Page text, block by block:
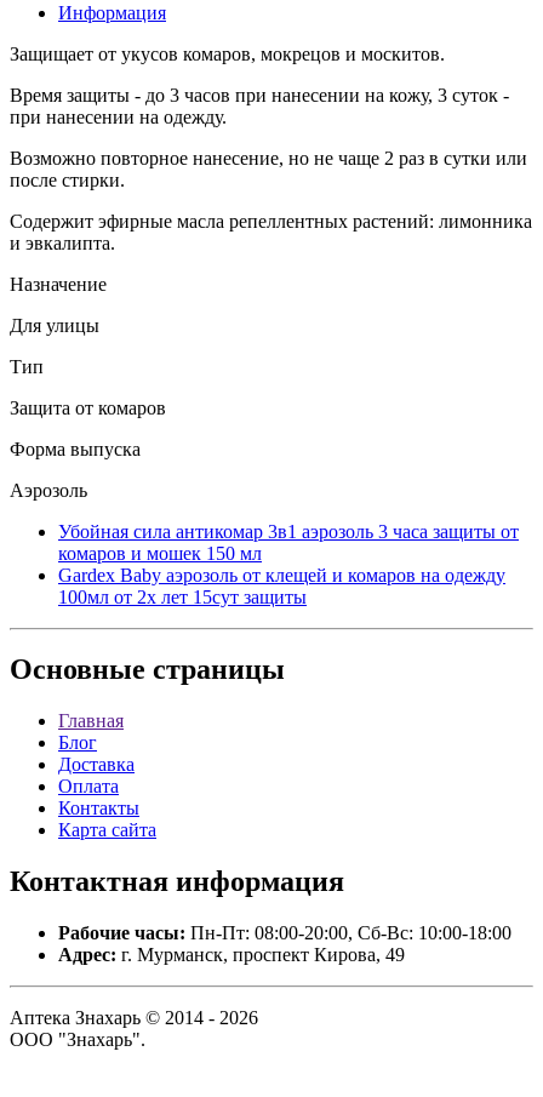
Информация
Защищает от укусов комаров, мокрецов и москитов.
Время защиты - до 3 часов при нанесении на кожу, 3 суток -
при нанесении на одежду.
Возможно повторное нанесение, но не чаще 2 раз в сутки или
после стирки.
Содержит эфирные масла репеллентных растений: лимонника
и эвкалипта.
Назначение
Для улицы
Тип
Защита от комаров
Форма выпуска
Аэрозоль
Убойная сила антикомар 3в1 аэрозоль 3 часа защиты от
комаров и мошек 150 мл
Gardex Baby аэрозоль от клещей и комаров на одежду
100мл от 2х лет 15сут защиты
Основные страницы
Главная
Блог
Доставка
Оплата
Контакты
Карта сайта
Контактная информация
Рабочие часы: Пн-Пт: 08:00-20:00, Сб-Вс: 10:00-18:00
Адрес: г. Мурманск, проспект Кирова, 49
Аптека Знахарь © 2014 - 2026
ООО "Знахарь".